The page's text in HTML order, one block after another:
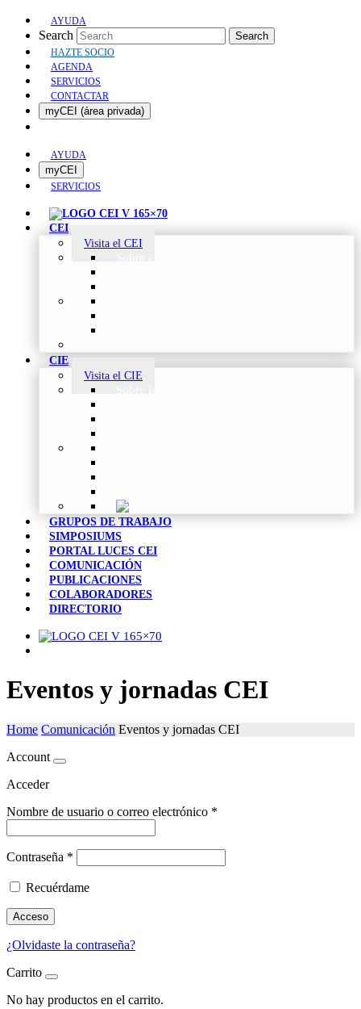
AYUDA
Search Search
HAZTE SOCIO
AGENDA
SERVICIOS
CONTACTAR
myCEI (área privada)
AYUDA
myCEI
SERVICIOS
CEI
Visita el CEI
CIE
Visita el CIE
GRUPOS DE TRABAJO
SIMPOSIUMS
PORTAL LUCES CEI
COMUNICACIÓN
PUBLICACIONES
COLABORADORES
DIRECTORIO
Eventos y jornadas CEI
Home Comunicación Eventos y jornadas CEI
Account
Acceder
Nombre de usuario o correo electrónico *
Contraseña *
Recuérdame
Acceso
¿Olvidaste la contraseña?
Carrito
No hay productos en el carrito.